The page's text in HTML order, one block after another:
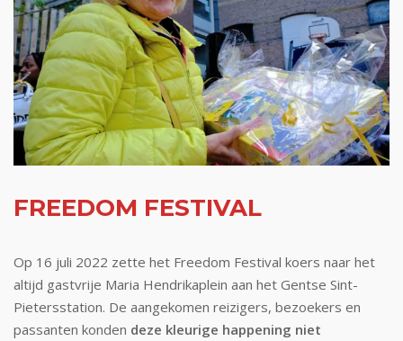
FREEDOM FESTIVAL
Op 16 juli 2022 zette het Freedom Festival koers naar het
altijd gastvrije Maria Hendrikaplein aan het Gentse Sint-
Pietersstation. De aangekomen reizigers, bezoekers en
passanten konden deze kleurige happening niet